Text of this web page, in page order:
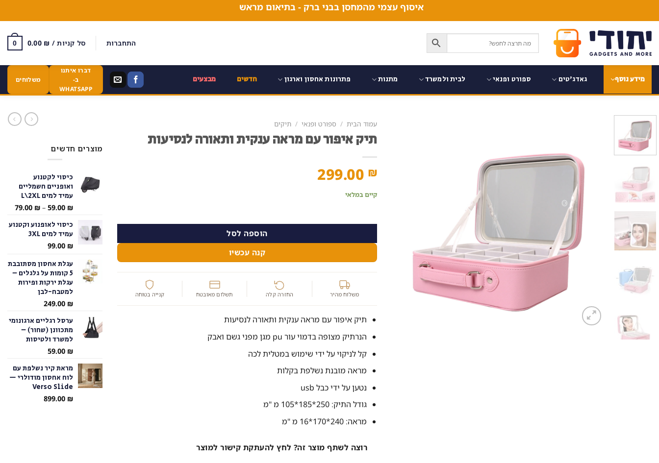
content
איסוף עצמי מהמחסן בבני ברק - בתיאום מראש
התחברות סל קניות / 0.00 ₪
0
מידע נוסף גאדג'טים ספורט ופנאי לבית ולמשרד מתנות פתרונות אחסון וארגון חדשים מבצעים
דברו איתנו
ב-
WHATSAPP
משלוחים
עמוד הבית / ספורט ופנאי / תיקים
תיק איפור עם מראה ענקית ותאורה לנסיעות
299.00 ₪
קיים במלאי
הוספה לסל
קנה עכשיו
משלוח מהיר החזרה קלה תשלום מאובטח קנייה בטוחה
תיק איפור עם מראה ענקית ותאורה לנסיעות
הנרתיק מצופה בדמוי עור pu מגן מפני גשם ואבק
קל לניקוי על ידי שימוש במטלית לכה
מראה מובנת נשלפת בקלות
נטען על ידי כבל usb
גודל התיק: 250*185*105 מ "מ
מראה: 240*170*16 מ "מ
רוצה לשתף מוצר זה? לחץ להעתקת קישור למוצר
מוצרים חדשים
כיסוי לקטנוע
ואופניים חשמליים
עמיד למים L\2XL
59.00 ₪
–
79.00 ₪
טווח
כיסוי לאופנוע וקטנוע
עמיד למים 3XL
99.00 ₪
עגלת אחסון מסתובבת
5 קומות על גלגלים –
עגלת ירקות ופירות
למטבח-לבן
249.00 ₪
ערסל רגליים ארגונומי
מתכוונן (שחור) –
למשרד ולטיסות
59.00 ₪
מראת קיר נשלפת עם
לוח אחסון מודולרי —
Verso Slide
899.00 ₪